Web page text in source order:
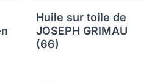
Huile sur toile de
JOSEPH GRIMAU
(66)